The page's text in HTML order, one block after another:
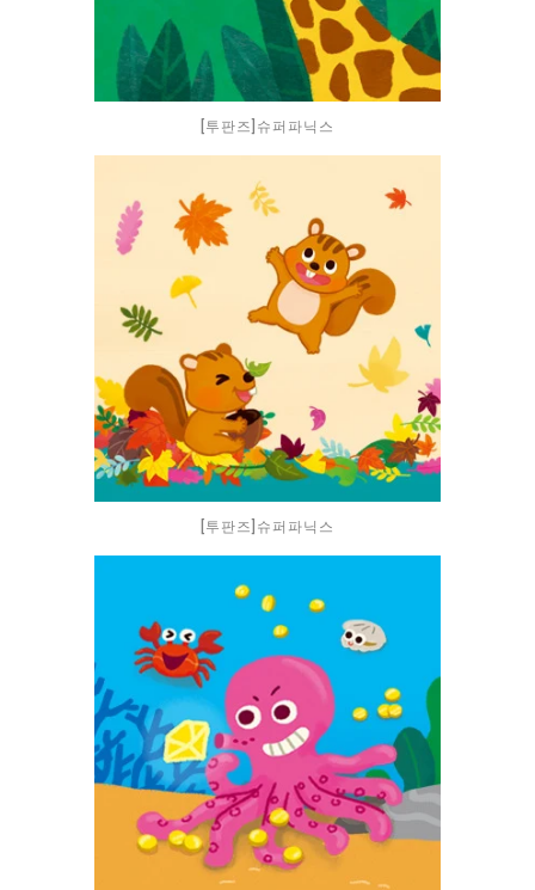
[투판즈]슈퍼파닉스
[투판즈]슈퍼파닉스